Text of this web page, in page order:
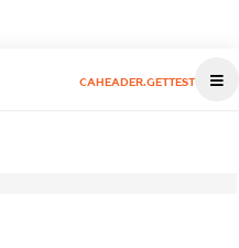
CAHEADER.GETTEST